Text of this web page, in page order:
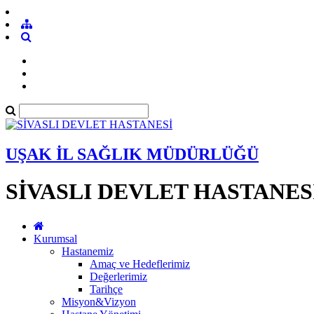
UŞAK İL SAĞLIK MÜDÜRLÜĞÜ
SİVASLI DEVLET
Kurumsal
Hastanemiz
Amaç ve Hedeflerimiz
Değerlerimiz
Tarihçe
Misyon&Vizyon